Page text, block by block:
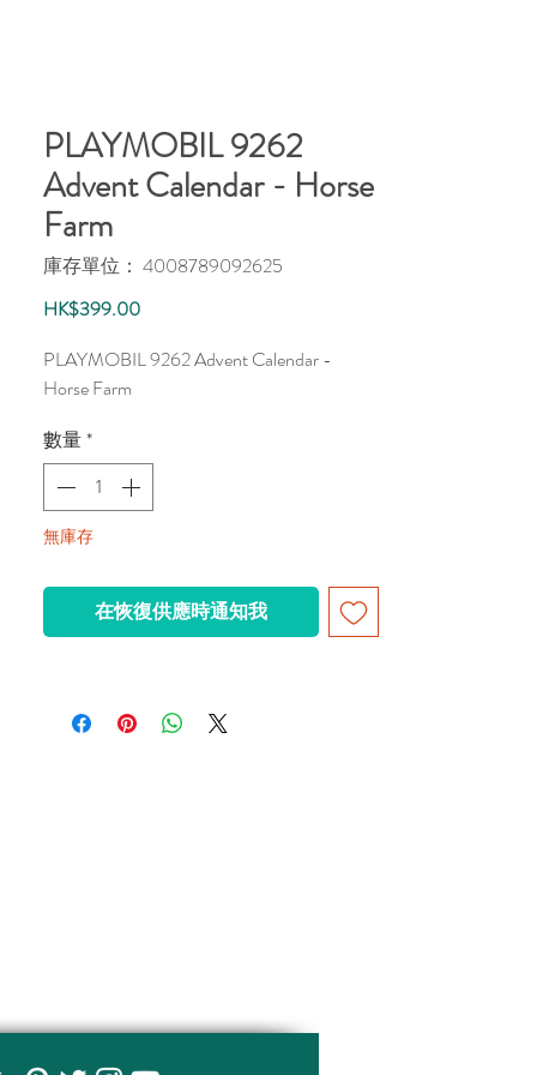
PLAYMOBIL 9262
Advent Calendar - Horse
Farm
庫存單位： 4008789092625
HK$399.00價
PLAYMOBIL 9262 Advent Calendar -
Horse Farm
數量*
無庫存
在恢復供應時通知我